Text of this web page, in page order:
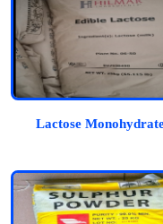
Lactose